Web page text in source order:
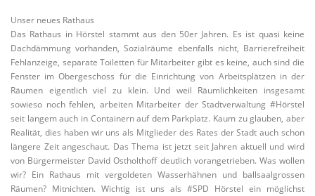
Unser neues Rathaus
Das Rathaus in Hörstel stammt aus den 50er Jahren. Es ist quasi keine
Dachdämmung vorhanden, Sozialräume ebenfalls nicht, Barrierefreiheit
Fehlanzeige, separate Toiletten für Mitarbeiter gibt es keine, auch sind die
Fenster im Obergeschoss für die Einrichtung von Arbeitsplätzen in der
Räumen eigentlich viel zu klein. Und weil Räumlichkeiten insgesamt
sowieso noch fehlen, arbeiten Mitarbeiter der Stadtverwaltung #Hörstel
seit langem auch in Containern auf dem Parkplatz. Kaum zu glauben, aber
Realität, dies haben wir uns als Mitglieder des Rates der Stadt auch schon
längere Zeit angeschaut. Das Thema ist jetzt seit Jahren aktuell und wird
von Bürgermeister David Ostholthoff deutlich vorangetrieben. Was wollen
wir? Ein Rathaus mit vergoldeten Wasserhähnen und ballsaalgrossen
Räumen? Mitnichten. Wichtig ist uns als #SPD Hörstel ein möglichst